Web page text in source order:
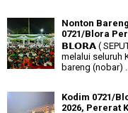
Nonton
0721/Blora
𝗕𝗟𝗢𝗥𝗔 (
melalui seluruh
bareng (nobar)
Kodim 0721/
2026, Pererat